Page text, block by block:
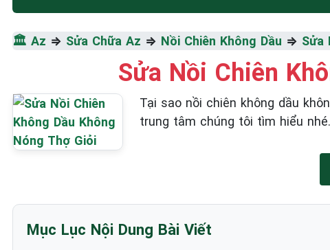
SỬA CHỮA & BẢO
KHÔNG DẦU
☎️ 09.86.85.89.22
🏛️ Az ⇒ Sửa Chữa Az ⇒ Nồi Chiên Không Dầu ⇒ Sửa
Sửa Nồi Chiên
Tại sao nồi chiên không dầu
trung tâm chúng tôi tìm hiểu nhé.
Mục Lục Nội Dung Bài Viết